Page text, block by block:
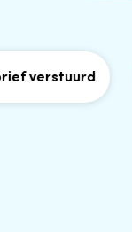
verstuurd